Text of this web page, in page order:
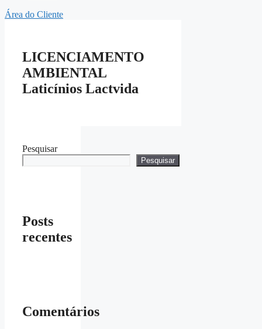
Área do Cliente
LICENCIAMENTO
AMBIENTAL
Laticínios Lactvida
Pesquisar
Pesquisar
Posts
recentes
Comentários